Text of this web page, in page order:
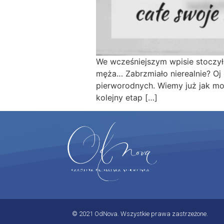
We wcześniejszym wpisie
męża… Zabrzmiało nierealnie?
pierworodnych. Wiemy już jak
kolejny etap […]
© 2021 OdNova. Wszystkie prawa zastrzeżone.